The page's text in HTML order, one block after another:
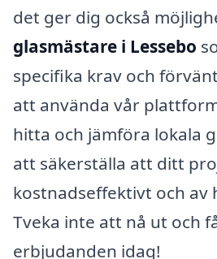
det ger dig också
glasmästare i Lessebo
specifika krav och
att använda vår
hitta och jämföra lokala
att säkerställa att ditt
kostnadseffektivt och av
Tveka inte att nå ut och
erbjudanden idag!